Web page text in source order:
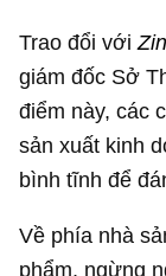
Trao đổi với
giám đốc Sở
điểm này, các
sản xuất kinh
bình tĩnh để
Về phía nhà
phẩm, ngừng